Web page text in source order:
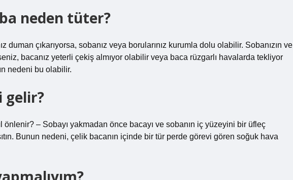
neden tüter?
duman çıkarıyorsa, sobanız veya borularınız kurumla dolu olabilir. Sobanızın ve
bacanız yeterli çekiş almıyor olabilir veya baca rüzgarlı havalarda tekliyor
nedeni bu olabilir.
gelir?
– Sobayı yakmadan önce bacayı ve sobanın iç yüzeyini bir üfleç
Bunun nedeni, çelik bacanın içinde bir tür perde görevi gören soğuk hava